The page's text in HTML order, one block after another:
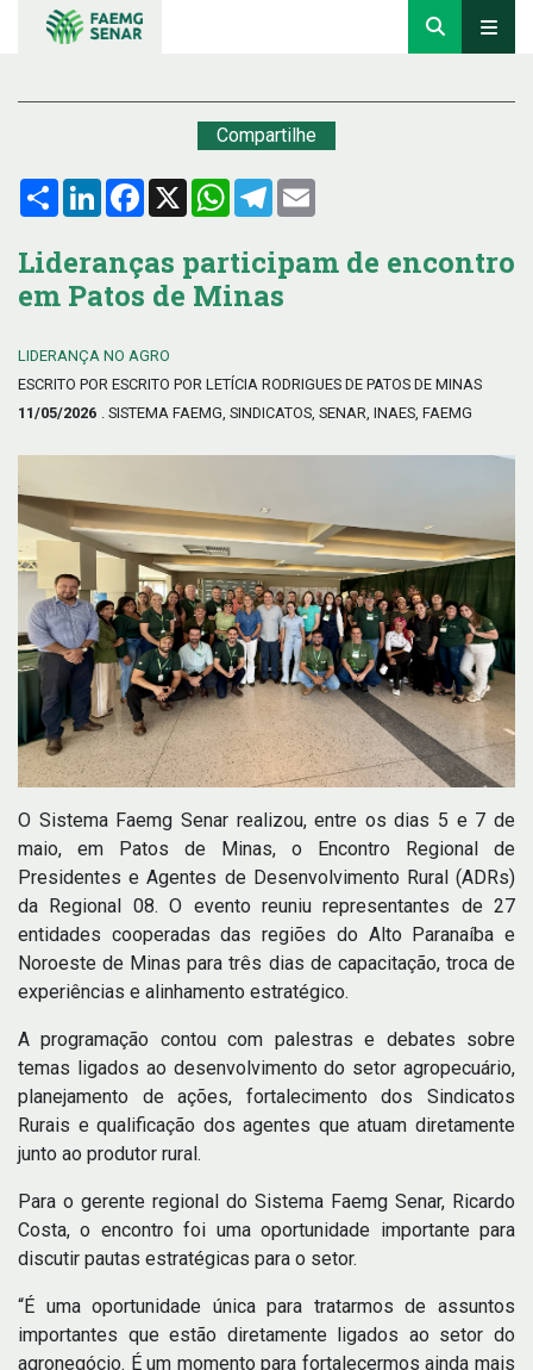
Compartilhe
Compartilhar
LinkedInFacebook
X WhatsApp
Telegram
Lideranças participam de encontro
em Patos de Minas
LIDERANÇA NO AGRO
ESCRITO POR ESCRITO POR LETÍCIA RODRIGUES DE PATOS DE MINAS
11/05/2026 . SISTEMA FAEMG, SINDICATOS, SENAR, INAES, FAEMG
O Sistema Faemg Senar realizou, entre os dias 5 e 7 de
maio, em Patos de Minas, o Encontro Regional de
Presidentes e Agentes de Desenvolvimento Rural (ADRs)
da Regional 08. O evento reuniu representantes de 27
entidades cooperadas das regiões do Alto Paranaíba e
Noroeste de Minas para três dias de capacitação, troca de
experiências e alinhamento estratégico.
A programação contou com palestras e debates sobre
temas ligados ao desenvolvimento do setor agropecuário,
planejamento de ações, fortalecimento dos Sindicatos
Rurais e qualificação dos agentes que atuam diretamente
junto ao produtor rural.
Para o gerente regional do Sistema Faemg Senar, Ricardo
Costa, o encontro foi uma oportunidade importante para
discutir pautas estratégicas para o setor.
“É uma oportunidade única para tratarmos de assuntos
importantes que estão diretamente ligados ao setor do
agronegócio. É um momento para fortalecermos ainda mais